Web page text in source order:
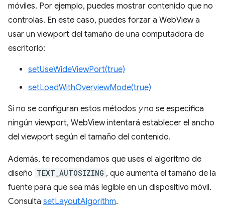
móviles. Por ejemplo, puedes mostrar contenido que no
controlas. En este caso, puedes forzar a WebView a
usar un viewport del tamaño de una computadora de
escritorio:
setUseWideViewPort(true)
setLoadWithOverviewMode(true)
Si no se configuran estos métodos yno se especifica
ningún viewport, WebView intentará establecer el ancho
del viewport según el tamaño del contenido.
Además, te recomendamos que uses el algoritmo de
diseño TEXT_AUTOSIZING , que aumenta el tamaño de la
fuente para que sea más legible en un dispositivo móvil.
Consulta setLayoutAlgorithm.